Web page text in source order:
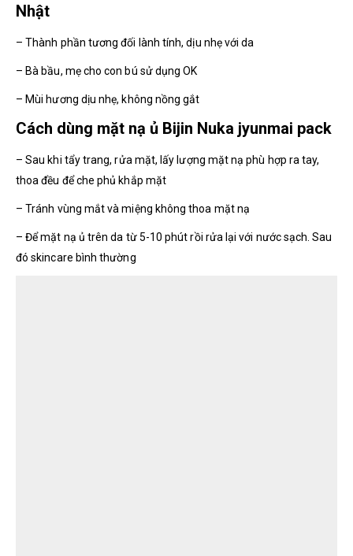
Nhật
– Thành phần tương đối lành tính, dịu nhẹ với da
– Bà bầu, mẹ cho con bú sử dụng OK
– Mùi hương dịu nhẹ, không nồng gắt
Cách dùng mặt nạ ủ Bijin Nuka jyunmai pack
– Sau khi tẩy trang, rửa mặt, lấy lượng mặt nạ phù hợp ra tay,
thoa đều để che phủ khắp mặt
– Tránh vùng mắt và miệng không thoa mặt nạ
– Để mặt nạ ủ trên da từ 5-10 phút rồi rửa lại với nước sạch. Sau
đó skincare bình thường